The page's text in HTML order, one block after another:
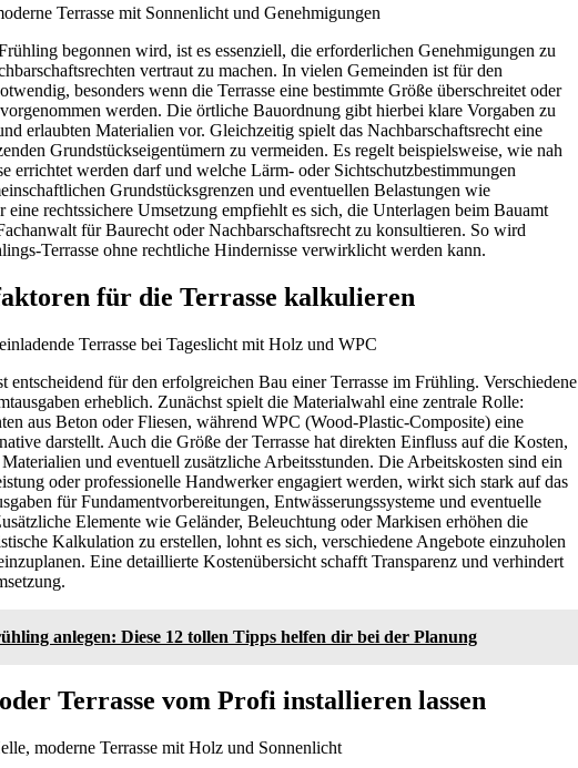
begonnen wird, ist es essenziell, die erforderlichen Genehmigungen zu
vertraut zu machen. In vielen Gemeinden ist für den
besonders wenn die Terrasse eine bestimmte Größe überschreitet oder
werden. Die örtliche Bauordnung gibt hierbei klare Vorgaben zu
erlaubten Materialien vor. Gleichzeitig spielt das Nachbarschaftsrecht eine
Grundstückseigentümern zu vermeiden. Es regelt beispielsweise, wie nah
errichtet werden darf und welche Lärm- oder Sichtschutzbestimmungen
Grundstücksgrenzen und eventuellen Belastungen wie
eine rechtssichere Umsetzung empfiehlt es sich, die Unterlagen beim Bauamt
für Baurecht oder Nachbarschaftsrecht zu konsultieren. So wird
Terrasse ohne rechtliche Hindernisse verwirklicht werden kann.
für die Terrasse kalkulieren
entscheidend für den erfolgreichen Bau einer Terrasse im Frühling. Verschiedene
erheblich. Zunächst spielt die Materialwahl eine zentrale Rolle:
aus Beton oder Fliesen, während WPC (Wood-Plastic-Composite) eine
darstellt. Auch die Größe der Terrasse hat direkten Einfluss auf die Kosten,
und eventuell zusätzliche Arbeitsstunden. Die Arbeitskosten sind ein
oder professionelle Handwerker engagiert werden, wirkt sich stark auf das
für Fundamentvorbereitungen, Entwässerungssysteme und eventuelle
Elemente wie Geländer, Beleuchtung oder Markisen erhöhen die
Kalkulation zu erstellen, lohnt es sich, verschiedene Angebote einzuholen
Eine detaillierte Kostenübersicht schafft Transparenz und verhindert
anlegen: Diese 12 tollen Tipps helfen dir bei der Planung
Terrasse vom Profi installieren lassen